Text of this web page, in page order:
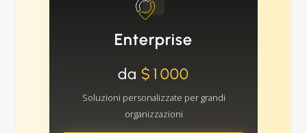
Enterprise
da$1000
Soluzioni personalizzate per grandi
organizzazioni